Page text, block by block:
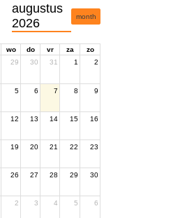
augustus
2026
month
wo do vr za
zo
29 30 31 1 2
5 6 7 8 9
12 13 14 15 16
19 20 21 22 23
26 27 28 29 30
2 3 4 5 6